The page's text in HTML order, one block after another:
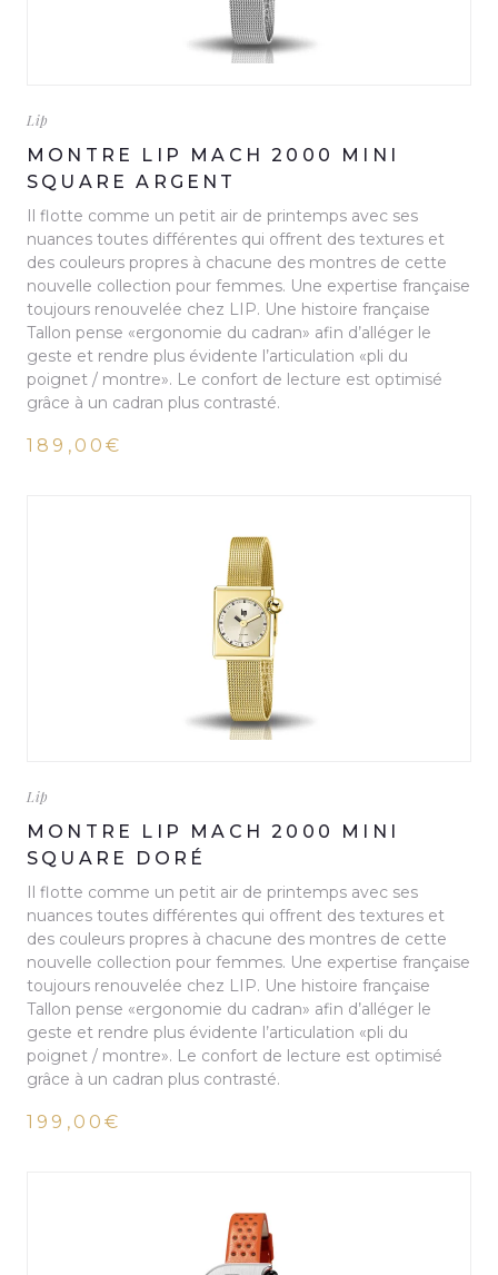
Lip
MONTRE LIP MACH 2000 MINI
SQUARE ARGENT
Il flotte comme un petit air de printemps avec ses
nuances toutes différentes qui offrent des textures et
des couleurs propres à chacune des montres de cette
nouvelle collection pour femmes. Une expertise française
toujours renouvelée chez LIP. Une histoire française
Tallon pense «ergonomie du cadran» afin d’alléger le
geste et rendre plus évidente l’articulation «pli du
poignet / montre». Le confort de lecture est optimisé
grâce à un cadran plus contrasté.
189,00€
Lip
MONTRE LIP MACH 2000 MINI
SQUARE DORÉ
Il flotte comme un petit air de printemps avec ses
nuances toutes différentes qui offrent des textures et
des couleurs propres à chacune des montres de cette
nouvelle collection pour femmes. Une expertise française
toujours renouvelée chez LIP. Une histoire française
Tallon pense «ergonomie du cadran» afin d’alléger le
geste et rendre plus évidente l’articulation «pli du
poignet / montre». Le confort de lecture est optimisé
grâce à un cadran plus contrasté.
199,00€